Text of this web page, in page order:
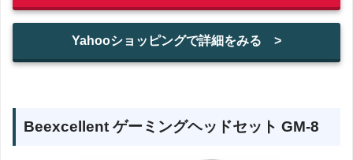
Yahooショッピングで詳細をみる >
‎‎Beexcellent ゲーミングヘッドセット GM-8